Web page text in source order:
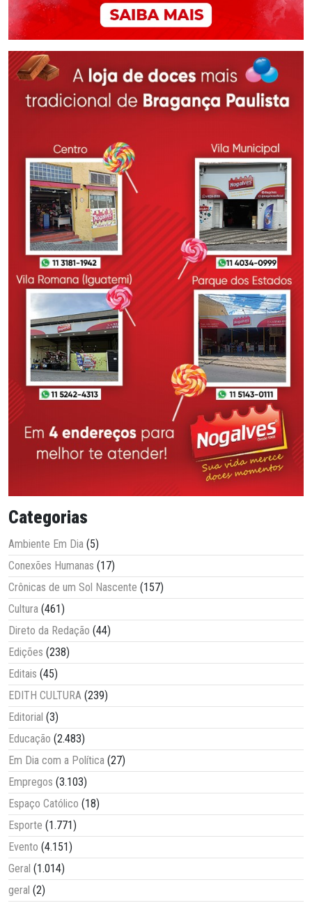
Categorias
Ambiente Em Dia (5)
Conexões Humanas (17)
Crônicas de um Sol Nascente (157)
Cultura (461)
Direto da Redação (44)
Edições (238)
Editais (45)
EDITH CULTURA (239)
Editorial (3)
Educação (2.483)
Em Dia com a Política (27)
Empregos (3.103)
Espaço Católico (18)
Esporte (1.771)
Evento (4.151)
Geral (1.014)
geral (2)